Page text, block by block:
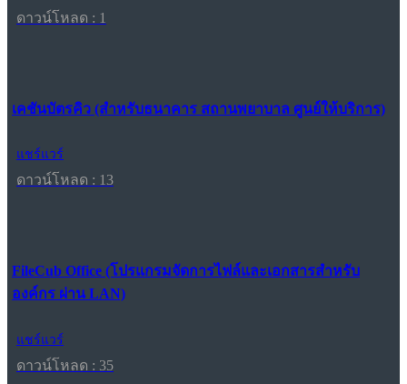
ดาวน์โหลด : 1
เคชันบัตรคิว (สำหรับธนาคาร สถานพยาบาล ศูนย์ให้บริการ)
แชร์แวร์
ดาวน์โหลด : 13
FileCub Office (โปรแกรมจัดการไฟล์และเอกสารสำหรับ
องค์กร ผ่าน LAN)
แชร์แวร์
ดาวน์โหลด : 35